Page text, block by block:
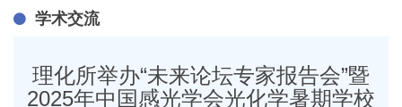
学术交流
理化所举办“未来论坛专家报告会”暨
2025年中国感光学会光化学暑期学校